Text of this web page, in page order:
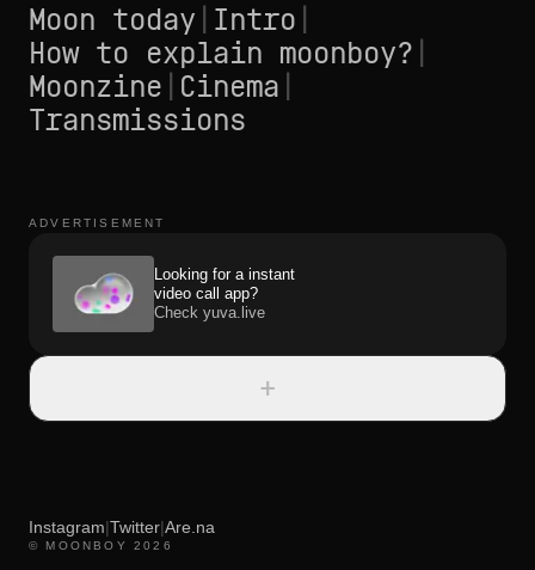
Moon today Intro
How to explain moonboy?
Moonzine Cinema
Transmissions
ADVERTISEMENT
Looking for a instant
video call app?
Check yuva.live
+
Instagram|Twitter|Are.na
© MOONBOY 2026